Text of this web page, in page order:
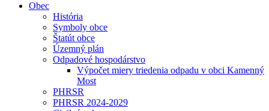
Obec
História
Symboly obce
Štatút obce
Územný plán
Odpadové hospodárstvo
Výpočet miery triedenia odpadu v obci Kamenný
Most
PHRSR
PHRSR 2024-2029